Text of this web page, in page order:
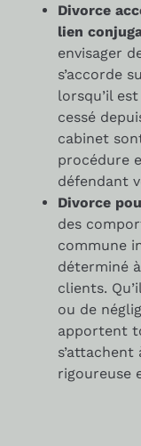
Divorce
lien
envisager
s’accorde
lorsqu’il
cessé
cabinet
procédure
défendant
Divorce
des
commune
déterminé
clients.
ou de
apportent
rigoureuse